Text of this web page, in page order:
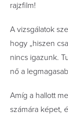
rajzfilm!
A vizsgálatok
hogy „hiszen
nincs igazunk.
nő a
Amíg a hallott
számára képet,